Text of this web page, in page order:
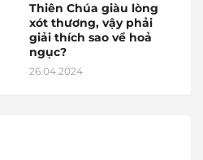
Thiên Chúa giàu lòng
xót thương, vậy phải
giải thích sao về hoả
ngục?
26.04.2024